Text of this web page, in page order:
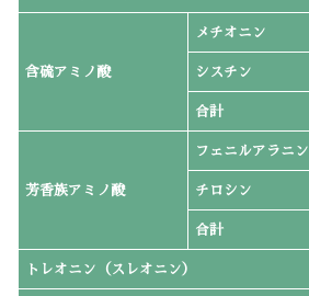
含硫アミノ酸
メチオニン
シスチン
合計
芳香族アミノ酸
フェニルアラニン
チロシン
合計
トレオニン（スレオニン）